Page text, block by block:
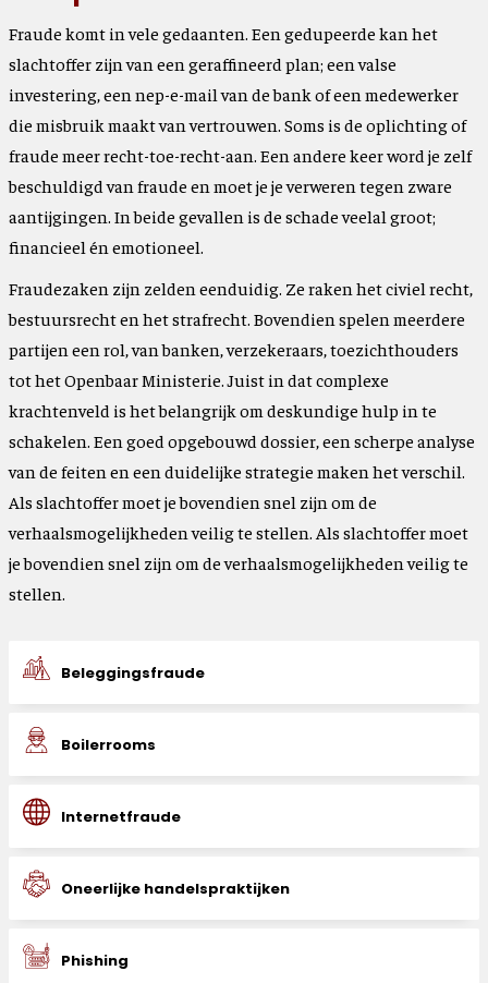
Fraude komt in vele gedaanten. Een gedupeerde kan het
slachtoffer zijn van een geraffineerd plan; een valse
investering, een nep-e-mail van de bank of een medewerker
die misbruik maakt van vertrouwen. Soms is de oplichting of
fraude meer recht-toe-recht-aan. Een andere keer word je zelf
beschuldigd van fraude en moet je je verweren tegen zware
aantijgingen. In beide gevallen is de schade veelal groot;
financieel én emotioneel.
Fraudezaken zijn zelden eenduidig. Ze raken het civiel recht,
bestuursrecht en het strafrecht. Bovendien spelen meerdere
partijen een rol, van banken, verzekeraars, toezichthouders
tot het Openbaar Ministerie. Juist in dat complexe
krachtenveld is het belangrijk om deskundige hulp in te
schakelen. Een goed opgebouwd dossier, een scherpe analyse
van de feiten en een duidelijke strategie maken het verschil.
Als slachtoffer moet je bovendien snel zijn om de
verhaalsmogelijkheden veilig te stellen. Als slachtoffer moet
je bovendien snel zijn om de verhaalsmogelijkheden veilig te
stellen.
Beleggingsfraude
Boilerrooms
Internetfraude
Oneerlijke handelspraktijken
Phishing